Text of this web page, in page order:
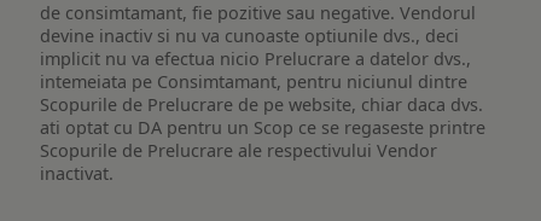
de consimtamant, fie pozitive sau negative. Vendorul
devine inactiv si nu va cunoaste optiunile dvs., deci
implicit nu va efectua nicio Prelucrare a datelor dvs.,
intemeiata pe Consimtamant, pentru niciunul dintre
Scopurile de Prelucrare de pe website, chiar daca dvs.
ati optat cu DA pentru un Scop ce se regaseste printre
Scopurile de Prelucrare ale respectivului Vendor
inactivat.